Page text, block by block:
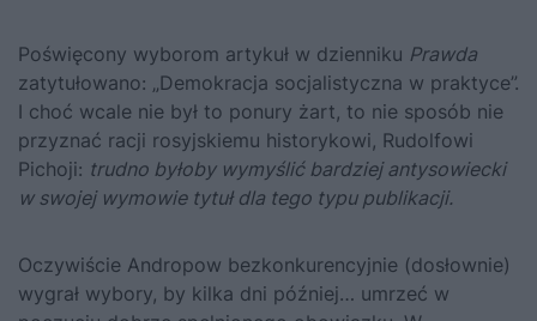
Poświęcony wyborom artykuł w dzienniku Prawda
zatytułowano: „Demokracja socjalistyczna w praktyce”.
I choć wcale nie był to ponury żart, to nie sposób nie
przyznać racji rosyjskiemu historykowi, Rudolfowi
Pichoji: trudno byłoby wymyślić bardziej antysowiecki
w swojej wymowie tytuł dla tego typu publikacji.
Oczywiście Andropow bezkonkurencyjnie (dosłownie)
wygrał wybory, by kilka dni później… umrzeć w